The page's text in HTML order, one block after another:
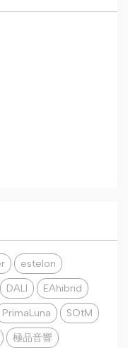
estelon
DALI
EAhibrid
PrimaLuna
SOtM
極品音響